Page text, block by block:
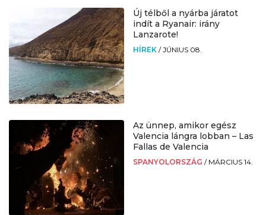
Új télből a nyárba járatot
indít a Ryanair: irány
Lanzarote!
HÍREK /JÚNIUS 08.
Az ünnep, amikor egész
Valencia lángra lobban – Las
Fallas de Valencia
SPANYOLORSZÁG / MÁRCIUS 14.